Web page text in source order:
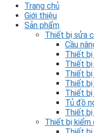
Trang chủ
Giới thiệu
Sản phẩm
Thiết bị sửa
Cầu
Thiết bị
Thiết bị
Thiết bị
Thiết
Thiết
Tủ đồ
Thiết bị
Thiết bị kiểm